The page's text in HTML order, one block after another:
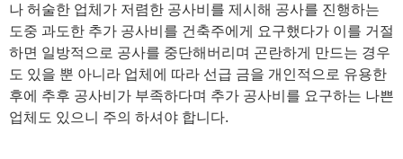
나 허술한 업체가 저렴한 공사비를 제시해 공사를 진행하는
도중 과도한 추가 공사비를 건축주에게 요구했다가 이를 거절
하면 일방적으로 공사를 중단해버리며 곤란하게 만드는 경우
도 있을 뿐 아니라 업체에 따라 선급 금을 개인적으로 유용한
후에 추후 공사비가 부족하다며 추가 공사비를 요구하는 나쁜
업체도 있으니 주의 하셔야 합니다.